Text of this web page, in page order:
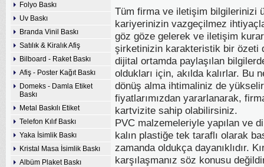
Folyo Baskı
Uv Baskı
Branda Vinil Baskı
Satılık & Kiralık Afiş
Bilboard - Raket Baskı
Afiş - Poster Kağıt Baskı
Domeks - Damla Etiket
Baskı
Metal Baskılı Etiket
Telefon Kılıf Baskı
Yaka İsimlik Baskı
Kristal Masa İsimlik Baskı
Albüm Plaket Baskı
Tüm firma ve iletişim bilgilerinizi
kariyerinizin vazgeçilmez
göz göze gelerek ve iletişim
şirketinizin karakteristik bir özeti
dijital ortamda paylaşılan
oldukları için, akılda kalırlar. Bu
dönüş alma ihtimaliniz de
fiyatlarımızdan yararlanarak,
kartvizite sahip olabilirsiniz.
PVC malzemeleriyle yapılan ve
kalın plastiğe tek taraflı olarak
zamanda oldukça dayanıklıdır.
karşılaşmanız söz konusu